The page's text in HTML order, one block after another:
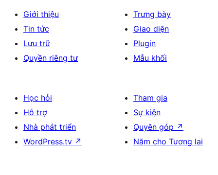
Giới thiệu
Tin tức
Lưu trữ
Quyền riêng tư
Trưng bày
Giao diện
Plugin
Mẫu khối
Học hỏi
Hỗ trợ
Nhà phát triển
WordPress.tv ↗
Tham gia
Sự kiện
Quyên góp ↗
Năm cho Tương lai